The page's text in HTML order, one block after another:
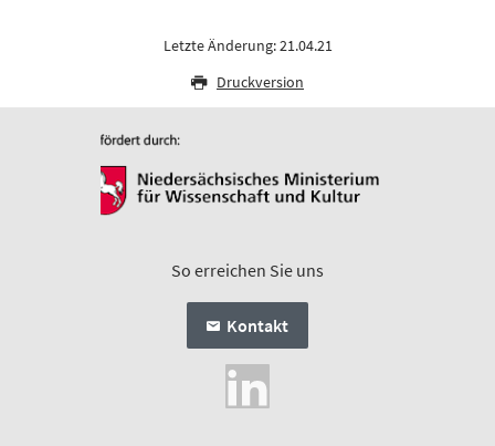
Letzte Änderung: 21.04.21
Druckversion
So erreichen Sie uns
Kontakt